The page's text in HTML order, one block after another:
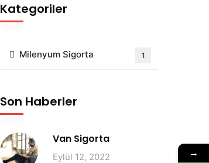
Kategoriler
Milenyum Sigorta 1
Son Haberler
Van Sigorta
Eylül 12, 2022 →